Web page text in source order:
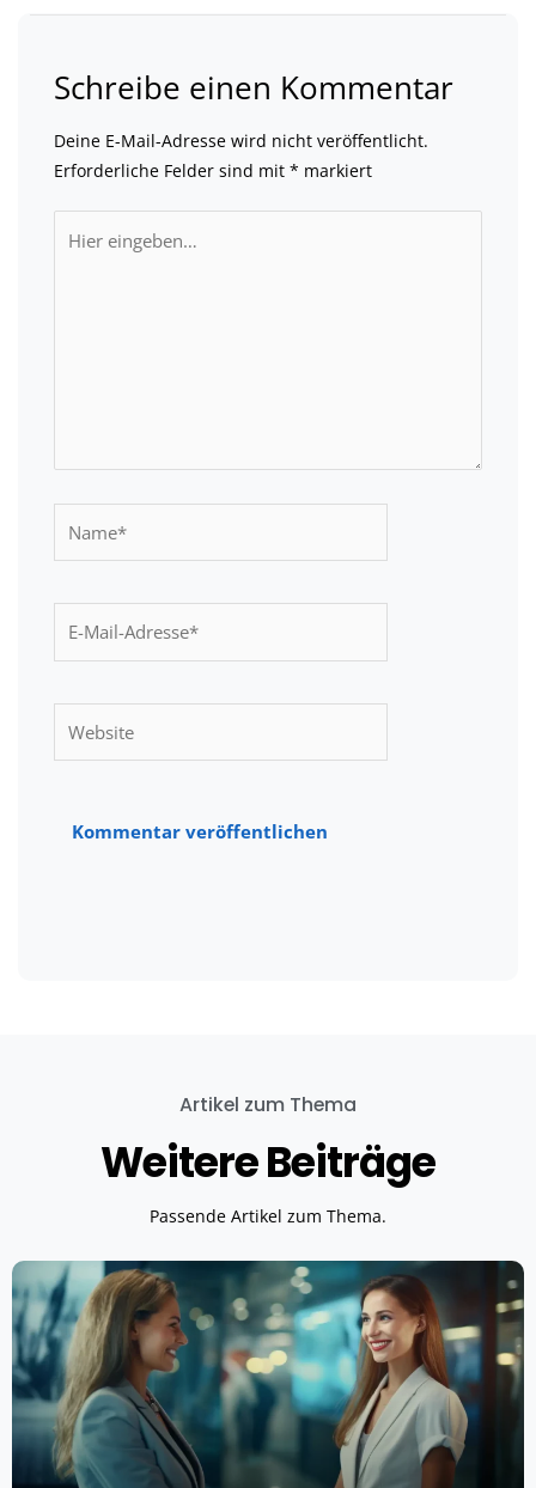
Schreibe einen Kommentar
Deine E-Mail-Adresse wird nicht veröffentlicht.
Erforderliche Felder sind mit * markiert
eingeben…
Artikel zum Thema
Weitere Beiträge
Passende Artikel zum Thema.